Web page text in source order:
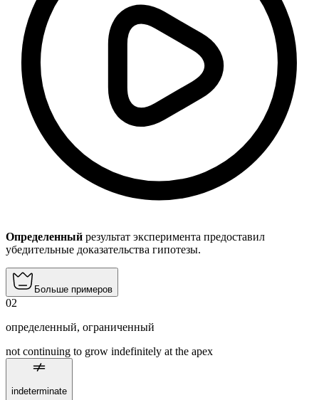
Определенный результат эксперимента предоставил
убедительные доказательства гипотезы.
Больше примеров
02
определенный, ограниченный
not continuing to grow indefinitely at the apex
indeterminate